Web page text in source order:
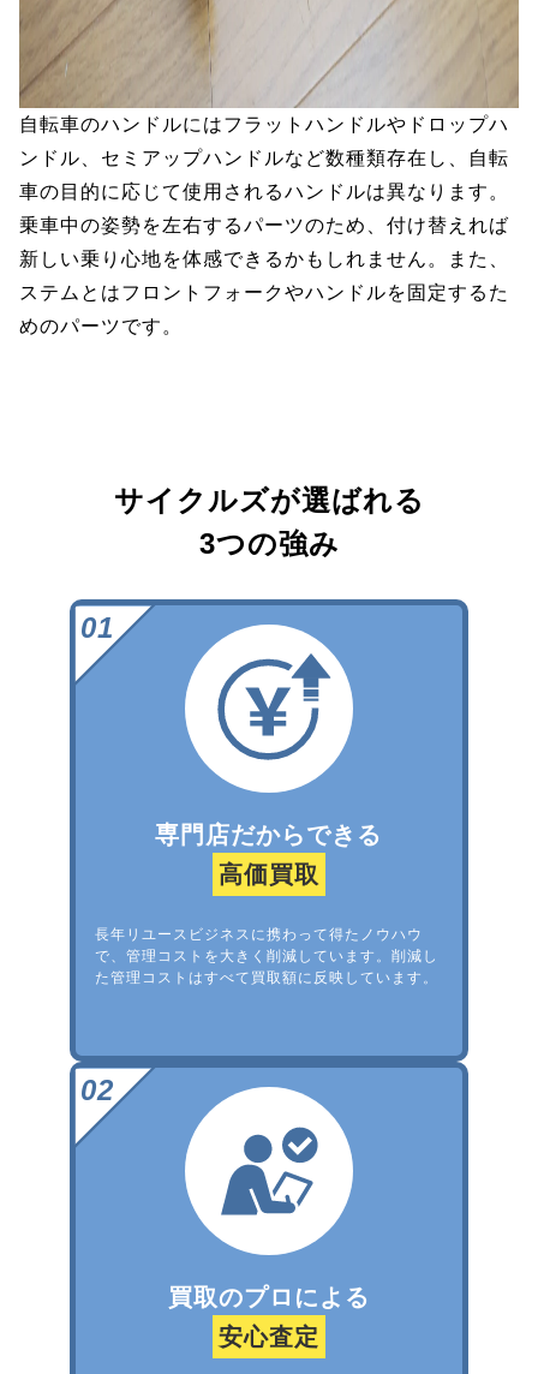
自転車のハンドルにはフラットハンドルやドロップハ
ンドル、セミアップハンドルなど数種類存在し、自転
車の目的に応じて使用されるハンドルは異なります。
乗車中の姿勢を左右するパーツのため、付け替えれば
新しい乗り心地を体感できるかもしれません。また、
ステムとはフロントフォークやハンドルを固定するた
めのパーツです。
サイクルズが選ばれる
3つの強み
専門店だからできる
高価買取
長年リユースビジネスに携わって得たノウハウ
で、管理コストを大きく削減しています。削減し
た管理コストはすべて買取額に反映しています。
買取のプロによる
安心査定